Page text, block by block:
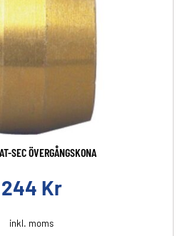
SEC ÖVERGÅNGSKONA
244 Kr
inkl. moms